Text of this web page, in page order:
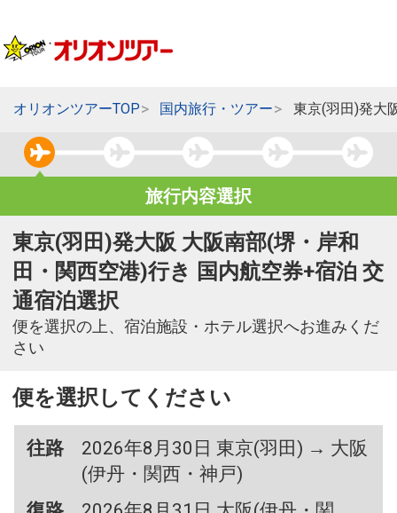
オリオンツアーTOP 国内旅行・ツアー 東京(羽田)発大
旅行内容選択
東京(羽田)発大阪 大阪南部(堺・岸和
田・関西空港)行き 国内航空券+宿泊 交
通宿泊選択
便を選択の上、宿泊施設・ホテル選択へお進みくだ
さい
便を選択してください
往路
2026年8月30日 東京(羽田) → 大阪
(伊丹・関西・神戸)